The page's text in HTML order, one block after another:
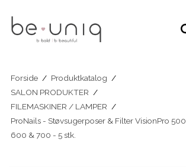
AKADEMI
SELVBRUNER
NEGLEPLEJE
NEGLEPLEJE TILBEHØR
BLOG
Forside / Produktkatalog /
SALON PRODUKTER /
FILEMASKINER / LAMPER /
ProNails - Støvsugerposer & Filter VisionPro 500,
600 & 700 - 5 stk.